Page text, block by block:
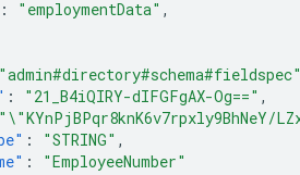
: "employmentData" ,
: "21_B4iQIRY-dIFGFgAX-Og==" ,
"\"KYnPjBPqr8knK6v7rpxly9BhNeY/
: "STRING" ,
:
"EmployeeNumber"